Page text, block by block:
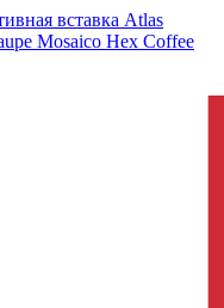
вставка Atlas
Mosaico Hex Coffee